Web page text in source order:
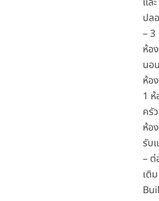
ปล
– 3
ห้อง
นอ
ห้อ
1 ห้
ครั
ห้อง
รับ
– ต่
เติม